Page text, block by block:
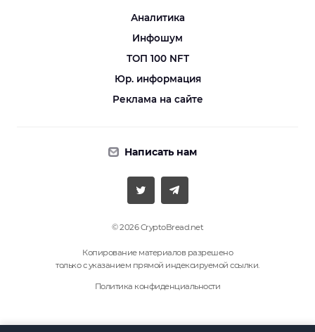
Аналитика
Инфошум
ТОП 100 NFT
Юр. информация
Реклама на сайте
Написать нам
© 2026 CryptoBread.net
Копирование материалов разрешено
только с указанием прямой индексируемой ссылки.
Политика конфиденциальности